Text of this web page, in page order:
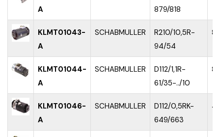
A
879/818
KLMT01043-
A
SCHABMULLER
R210/10,5R-
94/54
KLMT01044-
A
SCHABMULLER
D112/1,1R-
61/35-../10
KLMT01046-
A
SCHABMULLER
D112/0,5RK-
649/663